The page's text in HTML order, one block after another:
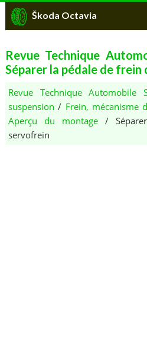
Škoda Octavia
Revue Technique
Séparer la pédale de
Revue Technique Automobile
suspension / Frein, mécanisme
Aperçu du montage/
servofrein